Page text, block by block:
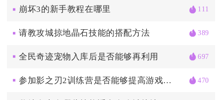
崩坏3的新手教程在哪里 111
请教攻城掠地晶石技能的搭配方法 389
全民奇迹宠物入库后是否能够再利用 697
参加影之刃2训练营是否能够提高游戏技巧和竞争力 470